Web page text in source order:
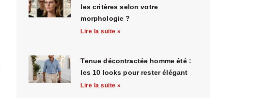
les critères selon votre
morphologie ?
Lire la suite »
Tenue décontractée homme été :
les 10 looks pour rester élégant
Lire la suite »